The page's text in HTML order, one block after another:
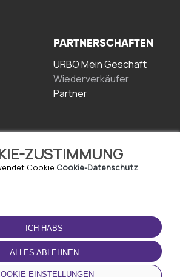
ZUSTIMMUNG
Cookie Cookie-Datenschutz
ICH HABS
ALLES ABLEHNEN
EINSTELLUNGEN
PARTNERSCHAFTEN
URBO Mein Geschäft
Wiederverkäufer
Partner
LADEN SIE DIE APP
HERUNTER